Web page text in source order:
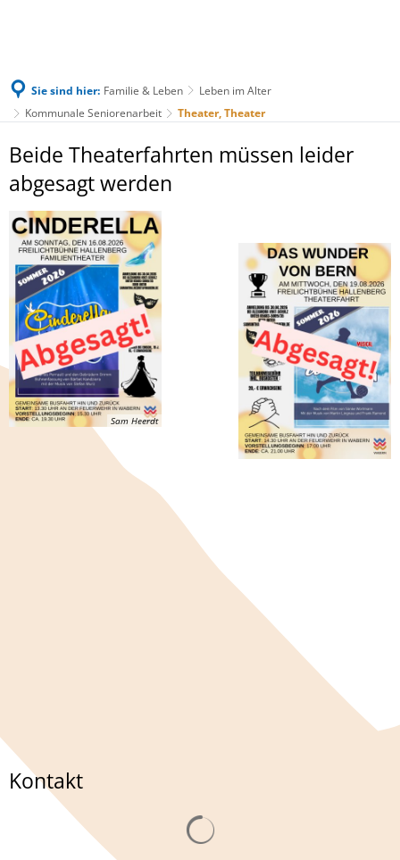
Sie sind hier: Familie & Leben
Leben im Alter
Kommunale Seniorenarbeit
Theater, Theater
Theater,
Theater
Beide Theaterfahrten müssen leider
abgesagt werden
Sam Heerdt
Kontakt